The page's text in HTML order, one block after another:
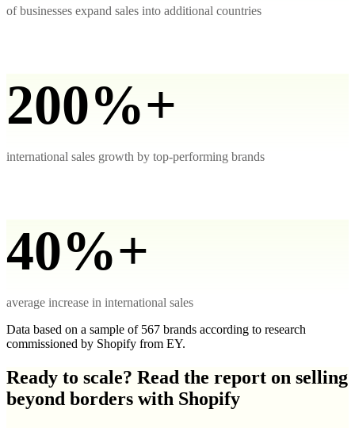
of businesses expand sales into additional countries
200%+
international sales growth by top-performing brands
40%+
average increase in international sales
Data based on a sample of 567 brands according to research
commissioned by Shopify from EY.
Ready to scale? Read the report on selling
beyond borders with Shopify